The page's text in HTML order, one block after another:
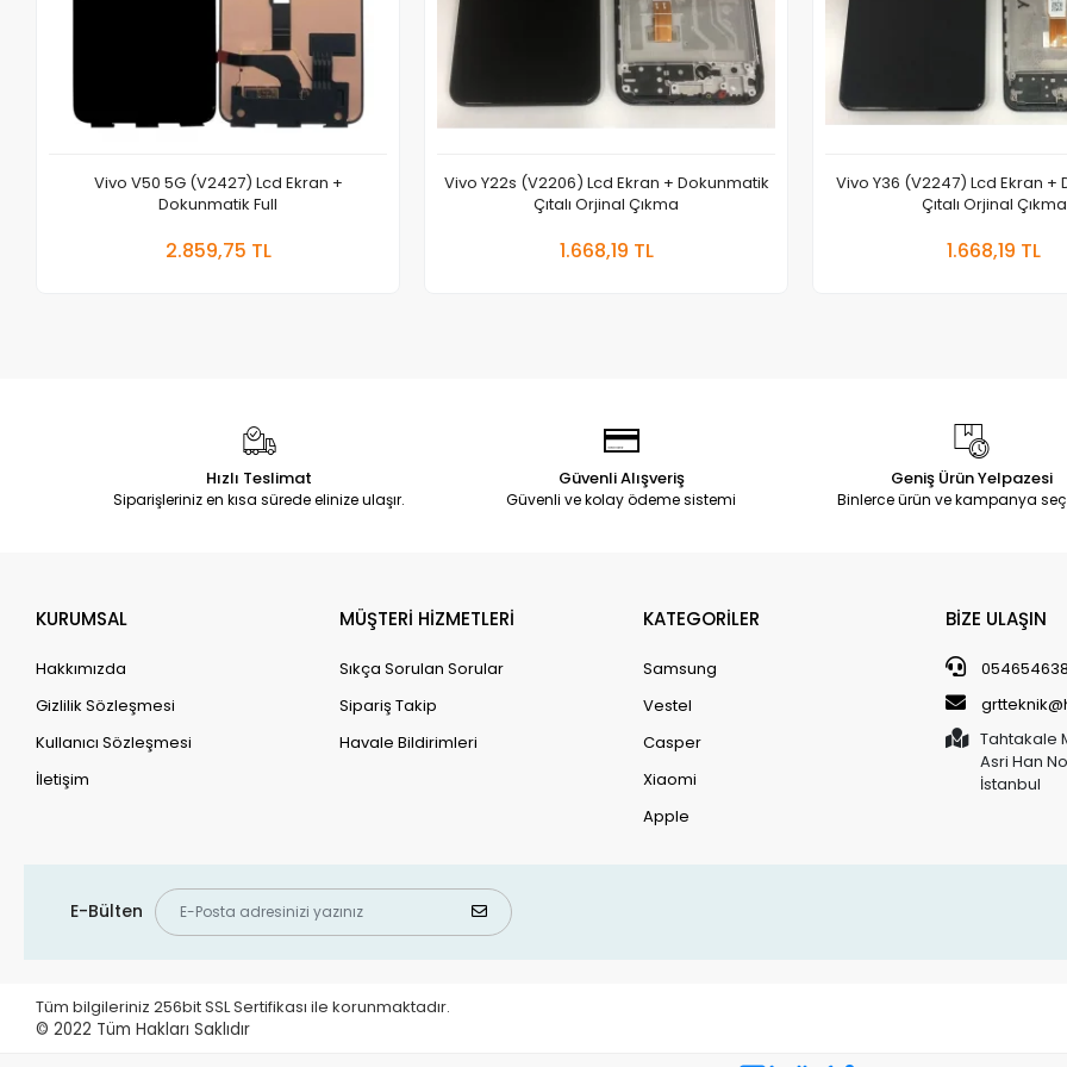
Vivo V50 5G (V2427) Lcd Ekran +
Dokunmatik Full
2.859,75 TL
Vivo Y22s (V2206) Lcd Ekran + Dokunmatik
Çıtalı Orjinal Çıkma
1.668,19 TL
Vivo Y36 (V2247) Lcd Ekran +
Çıtalı Orjinal Çıkma
1.668,19 TL
Hızlı Teslimat
Siparişleriniz en kısa sürede elinize ulaşır.
Güvenli Alışveriş
Güvenli ve kolay ödeme sistemi
Geniş Ürün Yelpazesi
Binlerce ürün ve kampanya
KURUMSAL
Hakkımızda
Gizlilik Sözleşmesi
Kullanıcı Sözleşmesi
İletişim
MÜŞTERİ HİZMETLERİ
Sıkça Sorulan Sorular
Sipariş Takip
Havale Bildirimleri
KATEGORİLER
Samsung
Vestel
Casper
Xiaomi
Apple
BİZE ULAŞIN
Tahtakale
Asri Han
İstanbul
E-Bülten
Tüm bilgileriniz 256bit SSL Sertifikası ile korunmaktadır.
© 2022 Tüm Hakları Saklıdır